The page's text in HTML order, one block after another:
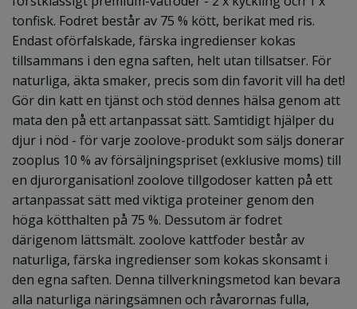
tonfisk. Fodret består av 75 % kött, berikat med ris.
Endast oförfalskade, färska ingredienser kokas
tillsammans i den egna saften, helt utan tillsatser. För
naturliga, äkta smaker, precis som din favorit vill ha det!
Gör din katt en tjänst och stöd dennes hälsa genom att
mata den på ett artanpassat sätt. Samtidigt hjälper du
djur i nöd - för varje zoolove-produkt som säljs donerar
zooplus 10 % av försäljningspriset (exklusive moms) till
en djurorganisation! zoolove tillgodoser katten på ett
artanpassat sätt med viktiga proteiner genom den
höga kötthalten på 75 %. Dessutom är fodret
därigenom lättsmält. zoolove kattfoder består av
naturliga, färska ingredienser som kokas skonsamt i
den egna saften. Denna tillverkningsmetod kan bevara
alla naturliga näringsämnen och råvarornas fulla,